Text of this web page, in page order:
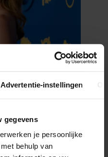
Advertentie-instellingen
gegevens
je persoonlijke
behulp van
ELOISE